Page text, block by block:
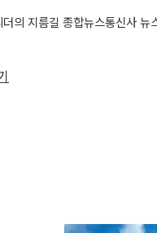
의 지름길 종합뉴스통신사